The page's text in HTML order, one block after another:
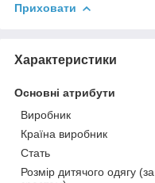
Приховати
Характеристики
Основні атрибути
Виробник
Країна виробник
Стать
Розмір дитячого одягу (за